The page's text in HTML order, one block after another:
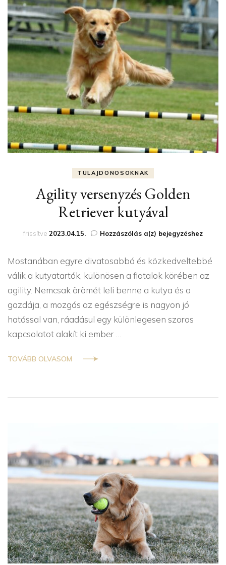
TULAJDONOSOKNAK
Agility versenyzés Golden
Retriever kutyával
frissítve 2023.04.15. Hozzászólás a(z) Agility
Retriever
kutyával
bejegyzéshez
Mostanában egyre divatosabbá és közkedveltebbé
válik a kutyatartók, különösen a fiatalok körében az
agility. Nemcsak örömét leli benne a kutya és a
gazdája, a mozgás az egészségre is nagyon jó
hatással van, ráadásul egy különlegesen szoros
kapcsolatot alakít ki ember …
TOVÁBB OLVASOM